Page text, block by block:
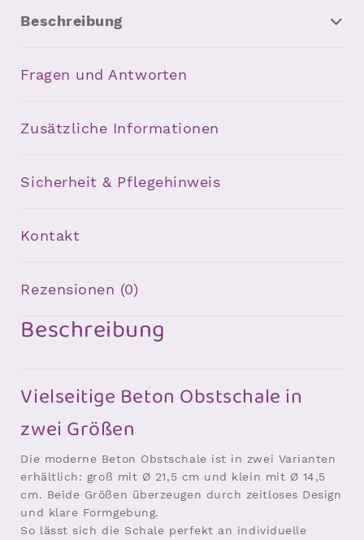
Beschreibung
Fragen und Antworten
Zusätzliche Informationen
Sicherheit & Pflegehinweis
Kontakt
Rezensionen (0)
Beschreibung
Vielseitige Beton Obstschale in
zwei Größen
Die moderne Beton Obstschale ist in zwei Varianten
erhältlich: groß mit Ø 21,5 cm und klein mit Ø 14,5
cm. Beide Größen überzeugen durch zeitloses Design
und klare Formgebung.
So lässt sich die Schale perfekt an individuelle